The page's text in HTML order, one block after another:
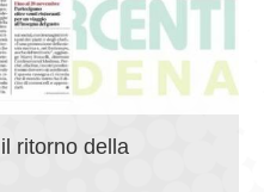
ritorno della